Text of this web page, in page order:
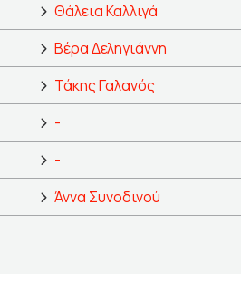
Θάλεια Καλλιγά
Βέρα Δεληγιάννη
Τάκης Γαλανός
-
-
Άννα Συνοδινού